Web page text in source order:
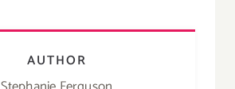
AUTHOR